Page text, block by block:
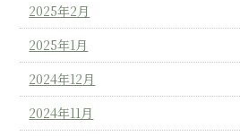
2025年2月
2025年1月
2024年12月
2024年11月